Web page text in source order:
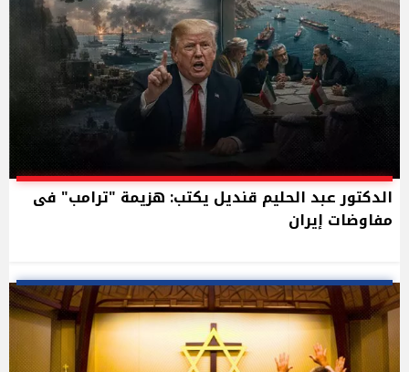
الدكتور عبد الحليم قنديل يكتب: هزيمة "ترامب" فى
مفاوضات إيران